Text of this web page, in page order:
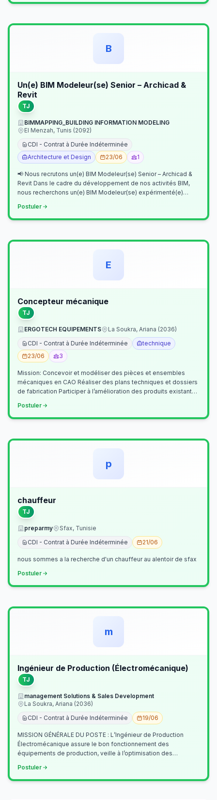
B
Un(e) BIM Modeleur(se) Senior – Archicad &
Revit
TJ
BIMMAPPING_BUILDING INFORMATION MODELING
El Menzah, Tunis (2092)
CDI - Contrat à Durée Indéterminée
Architecture et Design
23/06 1
📢 Nous recrutons un(e) BIM Modeleur(se) Senior – Archicad &
Revit Dans le cadre du développement de nos activités BIM,
nous recherchons un(e) BIM Modeleur(se) expérimenté(e)
Postuler
E
Concepteur mécanique
TJ
ERGOTECH EQUIPEMENTS
La Soukra, Ariana (2036)
CDI - Contrat à Durée Indéterminée
technique
23/06
3
Mission: Concevoir et modéliser des pièces et ensembles
mécaniques en CAO Réaliser des plans techniques et dossiers
de fabrication Participer à l’amélioration des produits existants
Postuler
p
chauffeur
TJ
preparmy
Sfax, Tunisie
CDI - Contrat à Durée Indéterminée
21/06
nous sommes a la recherche d'un chauffeur au alentoir de sfax
Postuler
m
Ingénieur de Production (Électromécanique)
TJ
management Solutions & Sales Development
La Soukra, Ariana (2036)
CDI - Contrat à Durée Indéterminée
19/06
MISSION GÉNÉRALE DU POSTE : L’Ingénieur de Production
Électromécanique assure le bon fonctionnement des
équipements de production, veille à l’optimisation des
Postuler